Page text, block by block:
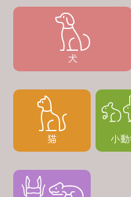
犬
猫 小